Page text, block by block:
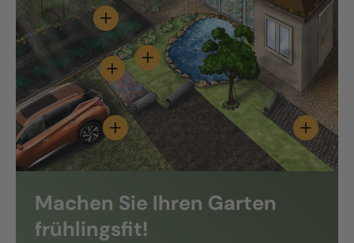
Einzelheiten anzeigen - Rasenmatte
Einzelheiten anzeigen -
Einzelheiten anzeigen - Unkrautvlies 80 g/
Einzelheiten anzeigen - Premium
Machen Sie Ihren Garten
frühlingsfit!